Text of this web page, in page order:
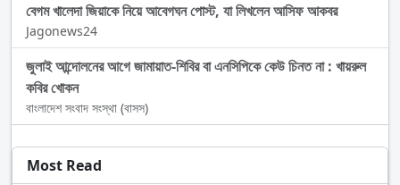
বেগম খালেদা জিয়াকে নিয়ে আবেগঘন পোস্ট, যা লিখলেন আসিফ আকবর
Jagonews24
জুলাই আন্দোলনের আগে জামায়াত-শিবির বা এনসিপিকে কেউ চিনত না : খায়রুল
কবির খোকন
বাংলাদেশ সংবাদ সংস্থা (বাসস)
Most Read